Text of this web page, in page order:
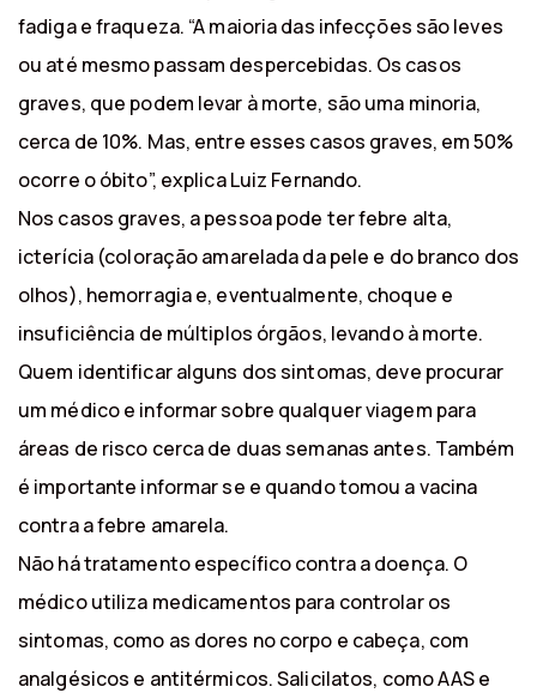
fadiga e fraqueza. “A maioria das infecções são leves
ou até mesmo passam despercebidas. Os casos
graves, que podem levar à morte, são uma minoria,
cerca de 10%. Mas, entre esses casos graves, em 50%
ocorre o óbito”, explica Luiz Fernando.
Nos casos graves, a pessoa pode ter febre alta,
icterícia (coloração amarelada da pele e do branco dos
olhos), hemorragia e, eventualmente, choque e
insuficiência de múltiplos órgãos, levando à morte.
Quem identificar alguns dos sintomas, deve procurar
um médico e informar sobre qualquer viagem para
áreas de risco cerca de duas semanas antes. Também
é importante informar se e quando tomou a vacina
contra a febre amarela.
Não há tratamento específico contra a doença. O
médico utiliza medicamentos para controlar os
sintomas, como as dores no corpo e cabeça, com
analgésicos e antitérmicos. Salicilatos, como AAS e